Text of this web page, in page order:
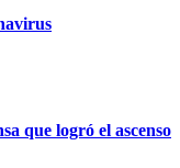
que logró el ascenso